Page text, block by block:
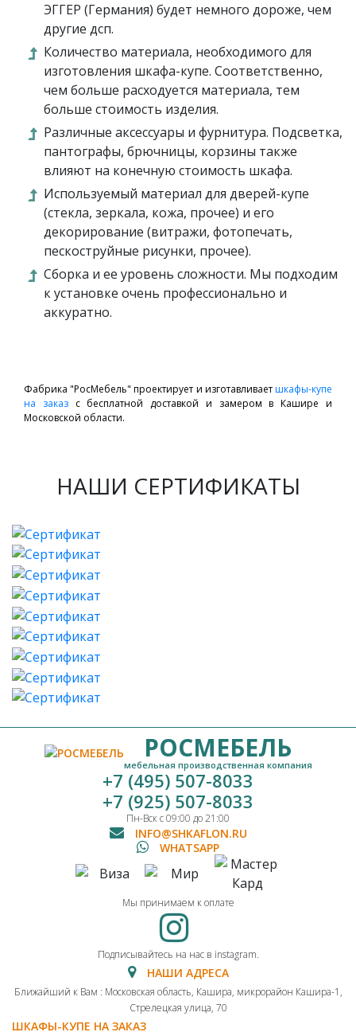
ЭГГЕР (Германия) будет немного дороже, чем
другие дсп.
Количество материала, необходимого для
изготовления шкафа-купе. Соответственно,
чем больше расходуется материала, тем
больше стоимость изделия.
Различные аксессуары и фурнитура. Подсветка,
пантографы, брючницы, корзины также
влияют на конечную стоимость шкафа.
Используемый материал для дверей-купе
(стекла, зеркала, кожа, прочее) и его
декорирование (витражи, фотопечать,
пескоструйные рисунки, прочее).
Сборка и ее уровень сложности. Мы подходим
к установке очень профессионально и
аккуратно.
Фабрика "РосМебель" проектирует и изготавливаетшкафы-купе
на заказс бесплатной доставкой и замером в Кашире и
Московской области.
НАШИ СЕРТИФИКАТЫ
РОСМЕБЕЛЬ
мебельная производственная компания
+7 (495) 507-8033
+7 (925) 507-8033
Пн-Вск с 09:00 до 21:00
INFO@SHKAFLON.RU
WHATSAPP
Мы принимаем к оплате
Подписывайтесь на нас в instagram.
НАШИ АДРЕСА
Ближайший к Вам : Московская область, Кашира, микрорайон Кашира-1,
Стрелецкая улица, 70
ШКАФЫ-КУПЕ НА ЗАКАЗ